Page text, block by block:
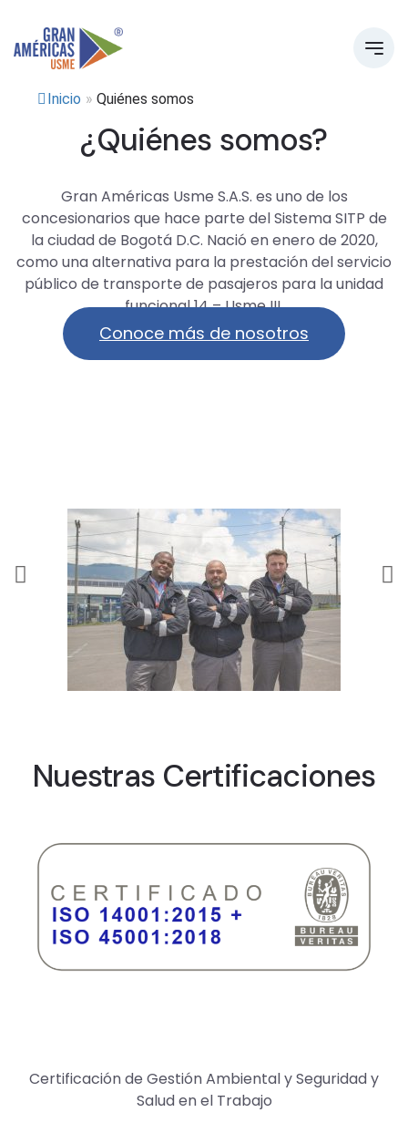
Inicio » Quiénes somos
¿Quiénes somos?
Gran Américas Usme S.A.S. es uno de los
concesionarios que hace parte del Sistema SITP de
la ciudad de Bogotá D.C. Nació en enero de 2020,
como una alternativa para la prestación del servicio
público de transporte de pasajeros para la unidad
funcional 14 – Usme III.
Conoce más de nosotros
Nuestras Certificaciones
Certificación de Gestión Ambiental y Seguridad y
Salud en el Trabajo